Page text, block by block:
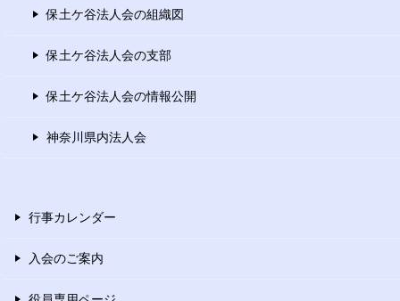
保土ケ谷法人会の組織図
保土ケ谷法人会の支部
保土ケ谷法人会の情報公開
神奈川県内法人会
行事カレンダー
入会のご案内